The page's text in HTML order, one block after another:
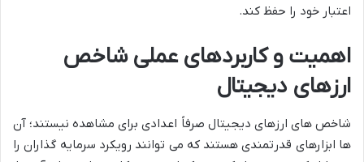
اعتبار خود را حفظ کند.
اهمیت و کاربردهای عملی شاخص
ارزهای دیجیتال
شاخص های ارزهای دیجیتال صرفاً اعدادی برای مشاهده نیستند؛ آن
ها ابزارهای قدرتمندی هستند که می توانند رویکرد سرمایه گذاران را